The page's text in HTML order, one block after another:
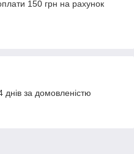
150 грн на рахунок
за домовленістю